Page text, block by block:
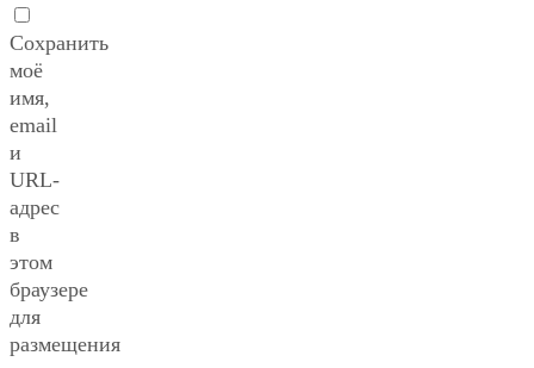
Сохранить
моё
имя,
email
и
URL-
адрес
в
этом
браузере
для
размещения